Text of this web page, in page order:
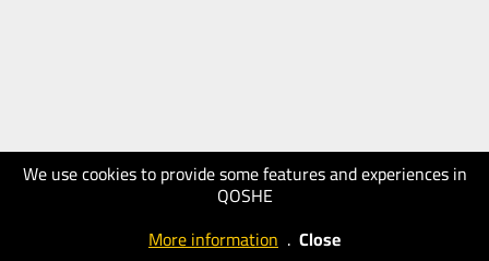
We use cookies to provide some features and experiences in
QOSHE
More information . Close